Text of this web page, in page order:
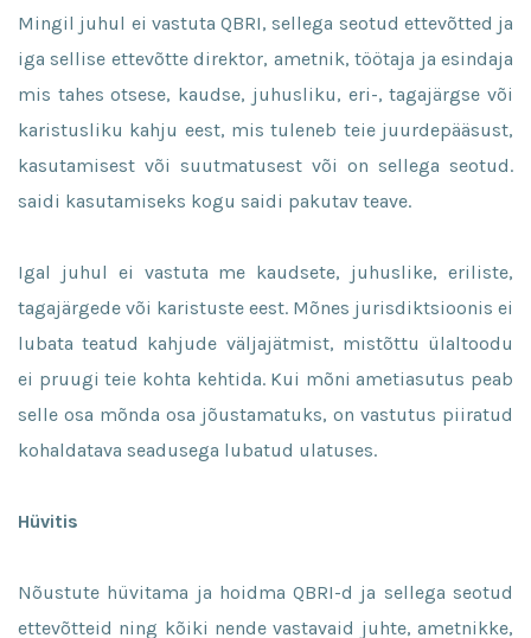
Mingil juhul ei vastuta QBRI, sellega seotud ettevõtted ja
iga sellise ettevõtte direktor, ametnik, töötaja ja esindaja
mis tahes otsese, kaudse, juhusliku, eri-, tagajärgse või
karistusliku kahju eest, mis tuleneb teie juurdepääsust,
kasutamisest või suutmatusest või on sellega seotud.
saidi kasutamiseks kogu saidi pakutav teave.
Igal juhul ei vastuta me kaudsete, juhuslike, eriliste,
tagajärgede või karistuste eest. Mõnes jurisdiktsioonis ei
lubata teatud kahjude väljajätmist, mistõttu ülaltoodu
ei pruugi teie kohta kehtida. Kui mõni ametiasutus peab
selle osa mõnda osa jõustamatuks, on vastutus piiratud
kohaldatava seadusega lubatud ulatuses.
Hüvitis
Nõustute hüvitama ja hoidma QBRI-d ja sellega seotud
ettevõtteid ning kõiki nende vastavaid juhte, ametnikke,